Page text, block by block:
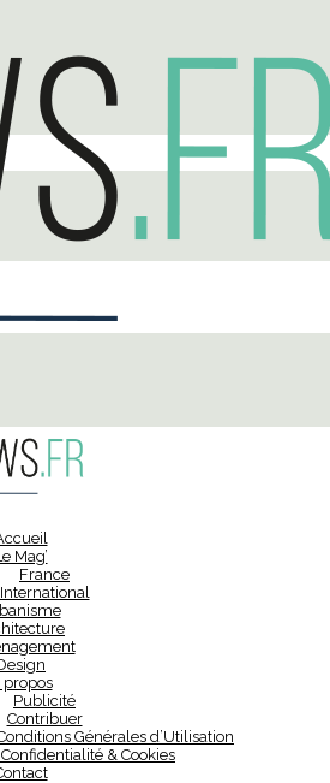
Mag’
France
International
propos
Publicité
Contribuer
Générales d’Utilisation
& Cookies